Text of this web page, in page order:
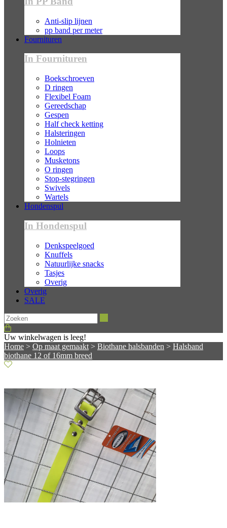
Anti-slip lijnen
pp band per meter
Fournituren
In Fournituren
Boekschroeven
D ringen
Flexibel Foam
Gereedschap
Gespen
Half check ketting
Halsteringen
Holnieten
Loops
Musketons
O ringen
Stop-stegringen
Swivels
Wartels
Hondenspul
In Hondenspul
Denkspeelgoed
Knuffels
Natuurlijke snacks
Tasjes
Overig
Overig
SALE
Uw winkelwagen is leeg!
Home > Op maat gemaakt > Biothane halsbanden > Halsband
biothane 12 of 16mm breed